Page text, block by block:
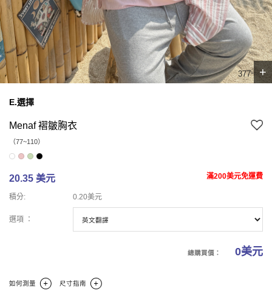
477 +
E.選擇
Menaf 褶皺胸衣
（77~110）
20.35 美元 滿200美元免運費
積分: 0.20美元
選項 ：
總購買價： 0美元
如何測量 尺寸指南